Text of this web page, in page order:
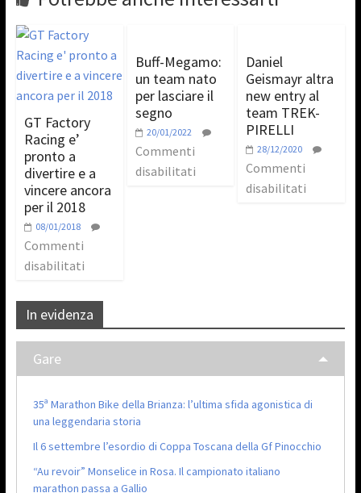
GT Factory
Racing e’
pronto a
divertire e a
vincere ancora
per il 2018
08/01/2018
Commenti
disabilitati
Buff-Megamo:
un team nato
per lasciare il
segno
20/01/2022
Commenti
disabilitati
Daniel
Geismayr altra
new entry al
team TREK-
PIRELLI
28/12/2020
Commenti
disabilitati
In evidenza
Gare
35ª Marathon Bike della Brianza: l’ultima sfida agonistica di
una leggendaria storia
Il 6 settembre l’esordio di Coppa Toscana della Gf Pinocchio
“Au revoir” Monselice in Rosa. Il campionato italiano
marathon passa a Gallio